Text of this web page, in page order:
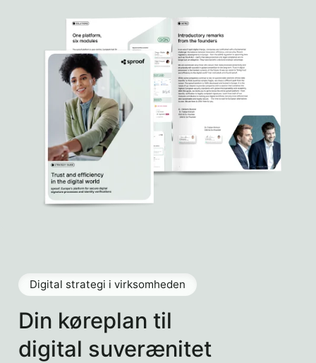
Din køreplan til
digital suverænitet
Digital strategi i virksomheden